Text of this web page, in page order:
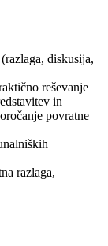
diskusija,
reševanje
in
povratne
razlaga,